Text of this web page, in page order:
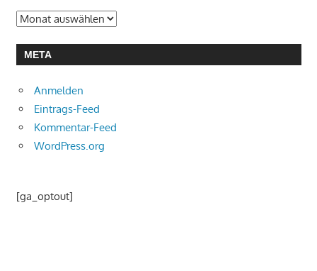
Archiv
META
Anmelden
Eintrags-Feed
Kommentar-Feed
WordPress.org
[ga_optout]